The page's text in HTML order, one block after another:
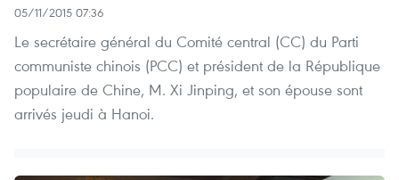
05/11/2015 07:36
Le secrétaire général du Comité central (CC) du Parti
communiste chinois (PCC) et président de la République
populaire de Chine, M. Xi Jinping, et son épouse sont
arrivés jeudi à Hanoi.